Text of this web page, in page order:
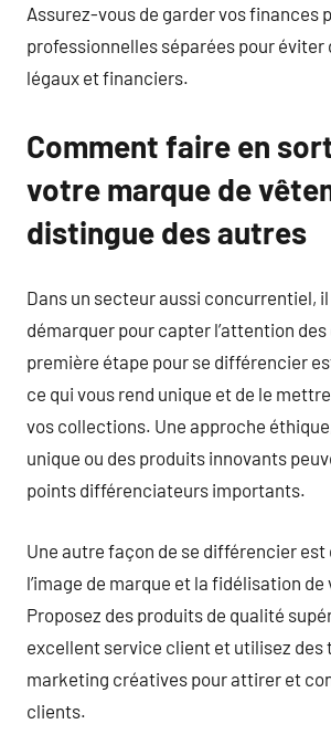
Assurez-vous de garder vos finances
professionnelles séparées pour éviter
légaux et financiers.
Comment faire en
votre marque de
distingue des autres
Dans un secteur aussi concurrentiel,
démarquer pour capter l’attention
première étape pour se différencier
ce qui vous rend unique et de le
vos collections. Une approche
unique ou des produits innovants
points différenciateurs importants.
Une autre façon de se différencier
l’image de marque et la fidélisation
Proposez des produits de qualité
excellent service client et utilisez des
marketing créatives pour attirer et
clients.